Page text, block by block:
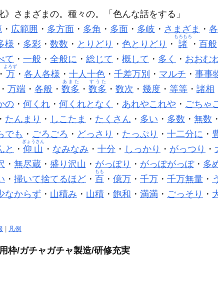
》さまざまの。種々の。「 色んな話をする」
・ 広範囲 ・ 多方面 ・ 多角 ・ 多面 ・ 多岐 ・ さまざま ・
様 ・ 多彩 ・ 数数 ・ とりどり ・ 色とりどり ・ 諸
もろもろ
・ 百般
て ・ 一般 ・ 全般に ・ 総じて ・ 概して ・ 多く ・ おおむ
・ 万
よろず
・ 各人各様 ・ 十人十色 ・ 千差万別 ・ マルチ ・ 事事
・ 万端 ・ 各般 ・ 数多
あまた
・ 数多
すうた
・ 数次 ・ 幾度 ・ 等等 ・ 諸相
の ・ 何くれ ・ 何くれとなく ・ あれやこれや ・ ごちゃ
・ たんまり ・ しこたま ・ たくさん ・ 多い ・ 多数 ・ 無数
でも ・ ごろごろ ・ どっさり ・ たっぷり ・ 十二分に ・
と ・ 仰山
ぎょうさん
・ なみなみ ・ 十分 ・ しっかり ・ がっつり ・
・ 無尽蔵 ・ 盛り沢山 ・ がっぽり ・ がっぽがっぽ・ 多
・ 掃いて捨てるほど ・ 百
もも
・ 億万 ・ 千万 ・ 千万無量 ・
なからず ・ 山積み ・ 山積 ・ 飽和 ・ 満満 ・ ごっそり ・
凡例
枠/ガチャガチャ製造/研修充実